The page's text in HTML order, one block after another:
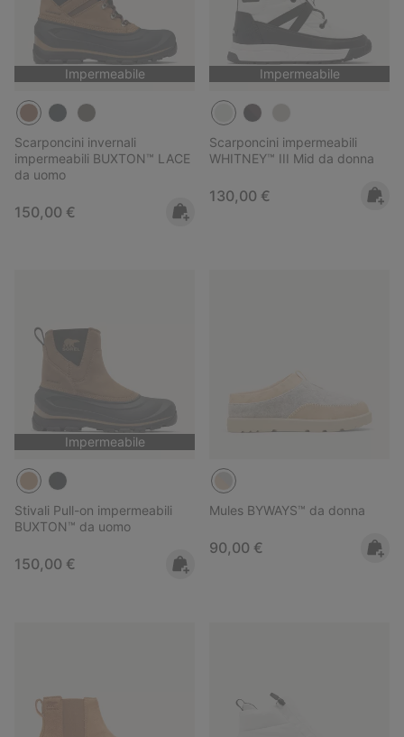
Impermeabile
Scarponcini invernali
impermeabili BUXTON™ LACE
da uomo
Regular price:
150,00 €
Impermeabile
Scarponcini impermeabili
WHITNEY™ III Mid da donna
Regular price:
130,00 €
Impermeabile
Stivali Pull-on impermeabili
BUXTON™ da uomo
Regular price:
150,00 €
Mules BYWAYS™ da donna
Regular price:
90,00 €